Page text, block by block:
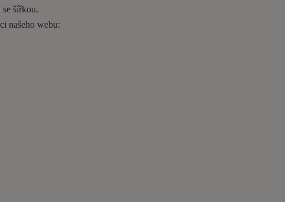
se šířkou.
našeho webu: